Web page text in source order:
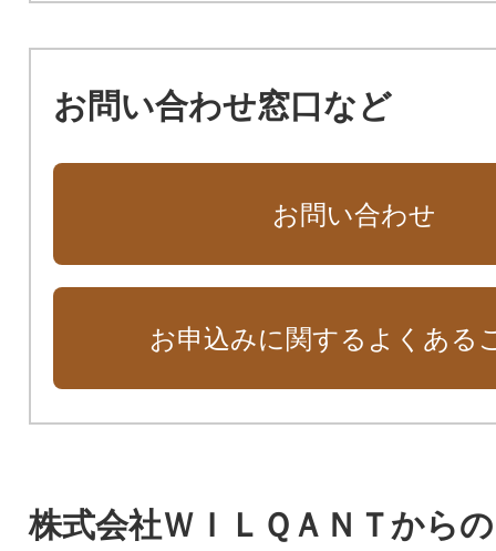
お問い合わせ窓口など
お問い合わせ
お申込みに関するよくある
株式会社ＷＩＬＱＡＮＴから